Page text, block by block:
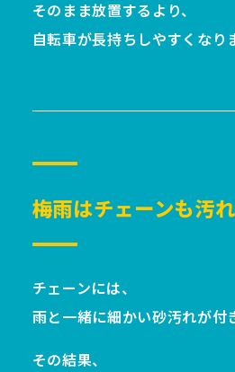
そのまま放置するより、
自転車が長持ちしやすくなり
梅雨はチェーンも汚
チェーンには、
雨と一緒に細かい砂汚れが付
その結果、